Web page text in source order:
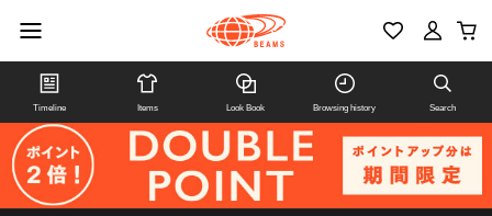
Timeline Items Look Book Browsing history Search